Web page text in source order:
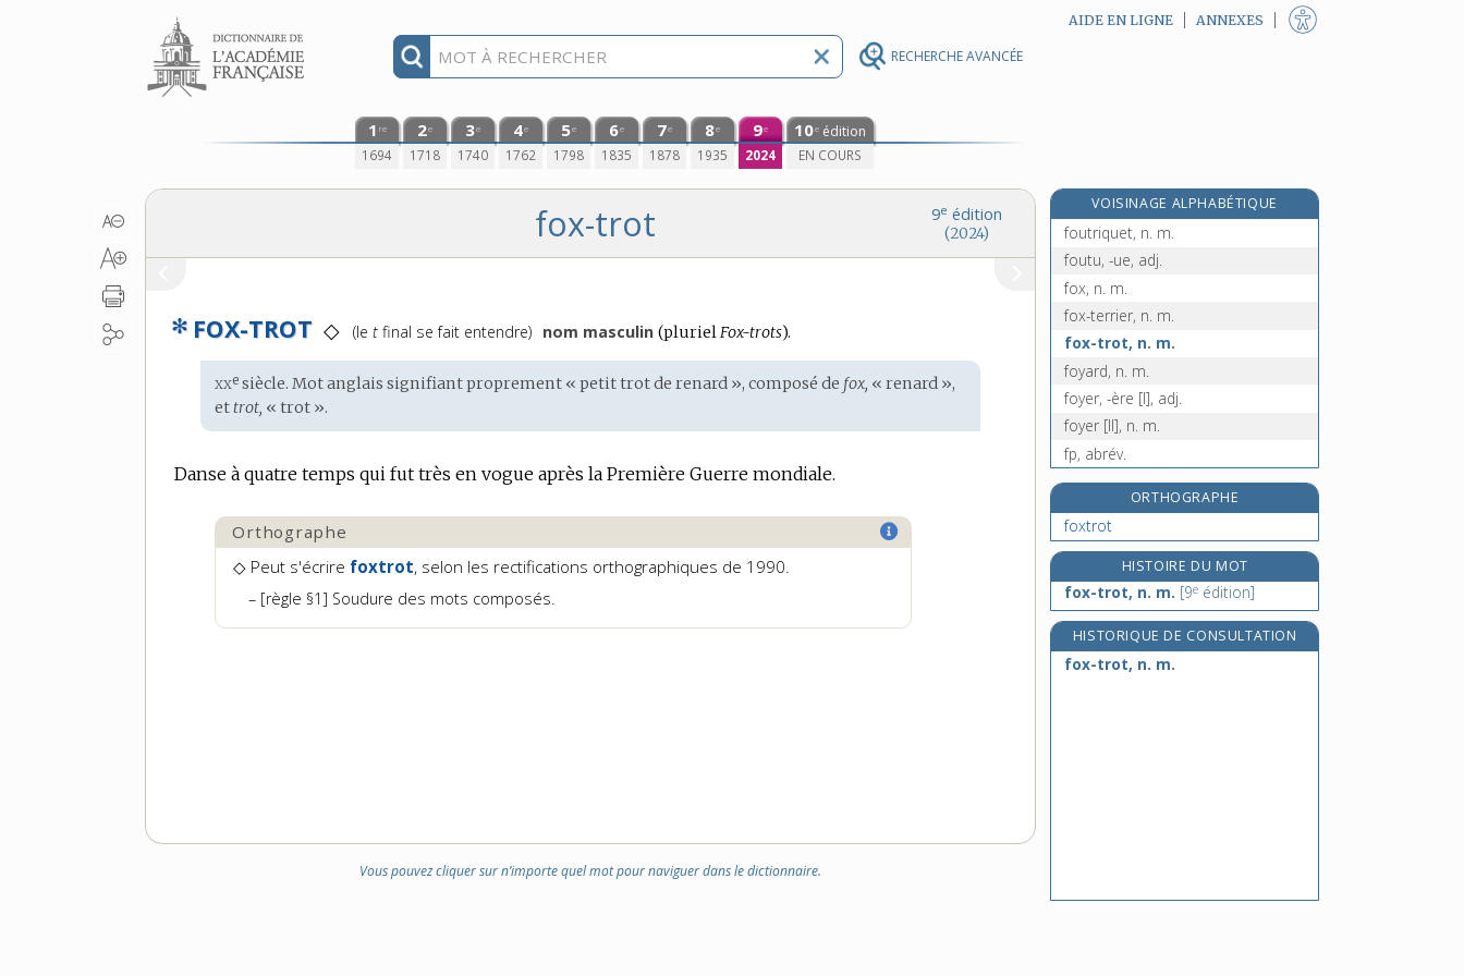
RECHERCHE AVANCÉE
Aller au contenu AIDE EN LIGNE ANNEXES
1 re
1694
2e
1718
3e
1740
4e
1762
5e
1798
6e
1835
7e
1878
8e
1935
9e
2024
10e édition
EN COURS
9e édition
(2024)
fox-trot
✻ FOX-TROT ◇
Prononciation
(let final se fait entendre) nom masculin (plurielFox-trots).
Étymologie
:
xxe siècle. Motanglais signifiant proprement « petit trot de renard », composé de fox, « renard »,
ettrot, « trot ».
Danse à quatre temps qui fut très en vogue après la Première Guerre mondiale.
Orthographe
◇ Peut s'écrire foxtrot, selon les rectifications orthographiques de 1990.
[règle §1] Soudure des mots composés.
Vous pouvez cliquer sur n’importe quel mot pour naviguer dans le dictionnaire.
VOISINAGE ALPHABÉTIQUE
foutre ! [III], interj.
foutriquet, n. m.
foutu, -ue, adj.
fox, n. m.
fox-terrier, n. m.
fox-trot, n. m.
foyard, n. m.
foyer, -ère [I], adj.
foyer [II], n. m.
fp, abrév.
Fr, symb.
frac, n. m.
fracas, n. m.
fracassant, -ante, adj.
fracassement, n. m.
ORTHOGRAPHE
foxtrot
HISTOIRE DU MOT
fox-trot, n. m. [9e édition]
HISTORIQUE DE CONSULTATION
fox-trot, n. m.